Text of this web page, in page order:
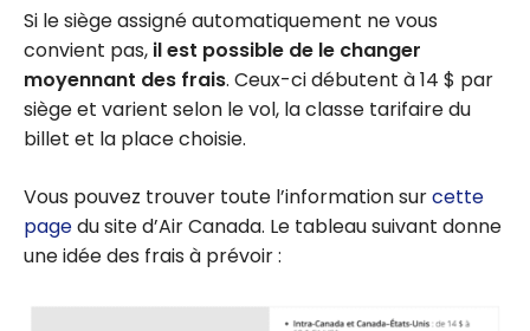
Si le siège assigné automatiquement ne vous
convient pas, il est possible de le changer
moyennant des frais. Ceux-ci débutent à14 $ par
siège et varient selon le vol, la classe tarifaire du
billet et la place choisie.
Vous pouvez trouver toute l’information surcette
pagedu site d’Air Canada. Le tableau suivant donne
une idée des frais à prévoir :